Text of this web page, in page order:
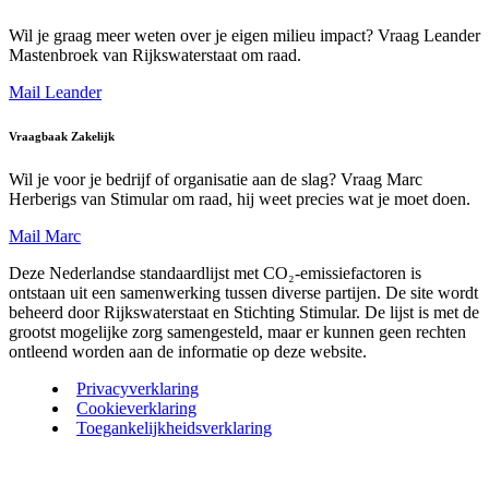
Wil je graag meer weten over je eigen milieu impact? Vraag Leander
Mastenbroek van Rijkswaterstaat om raad.
Mail Leander
Vraagbaak Zakelijk
Wil je voor je bedrijf of organisatie aan de slag? Vraag Marc
Herberigs van Stimular om raad, hij weet precies wat je moet doen.
Mail Marc
Deze Nederlandse standaardlijst met CO₂-emissiefactoren is
ontstaan uit een samenwerking tussen diverse partijen. De site wordt
beheerd door Rijkswaterstaat en Stichting Stimular. De lijst is met de
grootst mogelijke zorg samengesteld, maar er kunnen geen rechten
ontleend worden aan de informatie op deze website.
Privacyverklaring
Cookieverklaring
Toegankelijkheidsverklaring